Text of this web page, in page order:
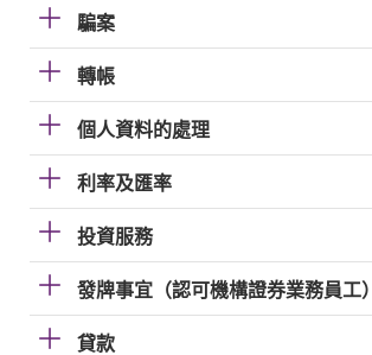
騙案
轉帳
個人資料的處理
利率及匯率
投資服務
發牌事宜（認可機構證券業務員工）
貸款